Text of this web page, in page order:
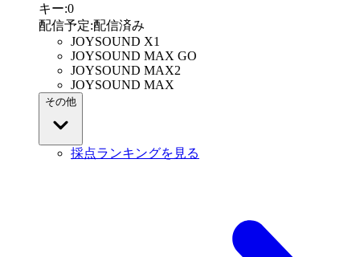
キー:0
配信予定:配信済み
JOYSOUND X1
JOYSOUND MAX GO
JOYSOUND MAX2
JOYSOUND MAX
その他
採点ランキングを見る